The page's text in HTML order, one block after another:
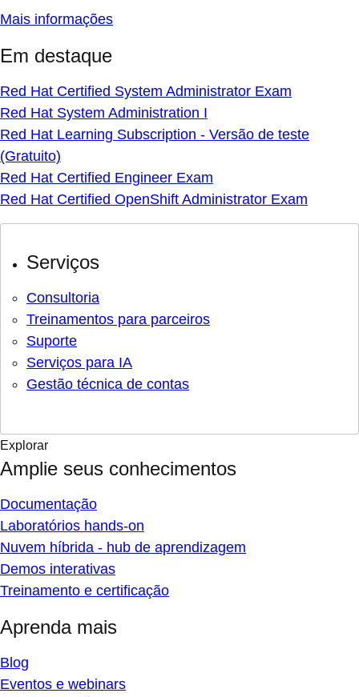
Mais informações
Em destaque
Red Hat Certified System Administrator Exam
Red Hat System Administration I
Red Hat Learning Subscription - Versão de teste
(Gratuito)
Red Hat Certified Engineer Exam
Red Hat Certified OpenShift Administrator Exam
Serviços
Consultoria
Treinamentos para parceiros
Suporte
Serviços para IA
Gestão técnica de contas
Explorar
Amplie seus conhecimentos
Documentação
Laboratórios hands-on
Nuvem híbrida - hub de aprendizagem
Demos interativas
Treinamento e certificação
Aprenda mais
Blog
Eventos e webinars